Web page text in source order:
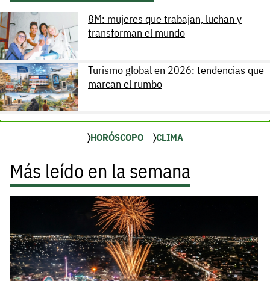
8M: mujeres que trabajan, luchan y
transforman el mundo
Turismo global en 2026: tendencias que
marcan el rumbo
HORÓSCOPO CLIMA
Más leído en la semana